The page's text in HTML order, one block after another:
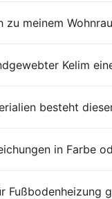
zu meinem
Kelim
besteht
in Farbe
Fußbodenheizung